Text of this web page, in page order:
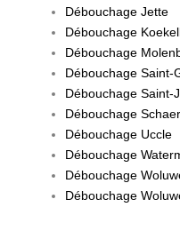
Débouchage Jette
Débouchage
Débouchage
Débouchage Saint-
Débouchage Saint-
Débouchage
Débouchage Uccle
Débouchage
Débouchage
Débouchage